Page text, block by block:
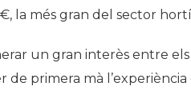
la més gran del sector
un gran interès entre
de primera mà